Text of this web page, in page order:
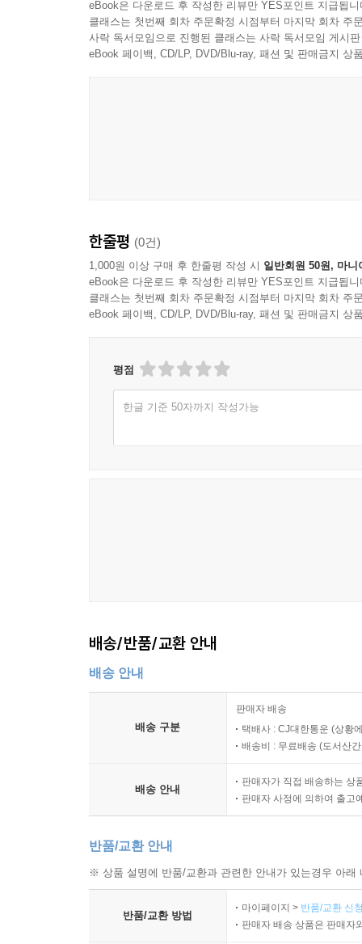
eBook은 다운로드 후 작성한 리뷰만 YES포인트 지급됩니
클래스는 첫번째 회차 주문확정 시점부터 마지막 회차 주
사락 독서모임으로 진행된 클래스는 사락 독서모임 게시
eBook 페이백, CD/LP, DVD/Blu-ray, 패션 및 판매금지 상
한줄평 (0건)
1,000원 이상 구매 후 한줄평 작성 시 일반회원 50원, 마니
eBook은 다운로드 후 작성한 리뷰만 YES포인트 지급됩니
클래스는 첫번째 회차 주문확정 시점부터 마지막 회차 주
eBook 페이백, CD/LP, DVD/Blu-ray, 패션 및 판매금지 상
평점
한글 기준 50자까지 작성가능
배송/반품/교환 안내
배송 안내
배송 구분
판매자 배송
택배사 : CJ대한통운 (상황
배송비 : 무료배송 (도서산
배송 안내
판매자가 직접 배송하는 상
판매자 사정에 의하여 출고
반품/교환 안내
※ 상품 설명에 반품/교환과 관련한 안내가 있는경우 아
반품/교환 방법
마이페이지 > 반품/교환 신
판매자 배송 상품은 판매자